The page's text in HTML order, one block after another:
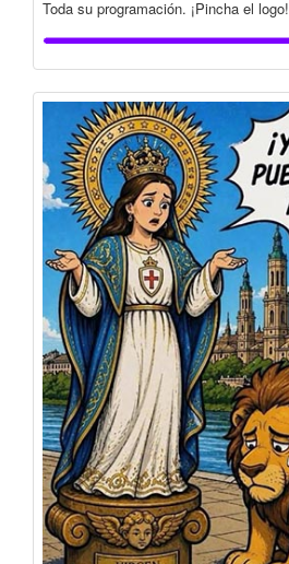
Toda su programación. ¡Pincha el logo!